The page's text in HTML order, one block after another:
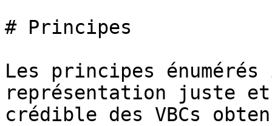
# Principes
Les principes
représentation juste
crédible des VBCs